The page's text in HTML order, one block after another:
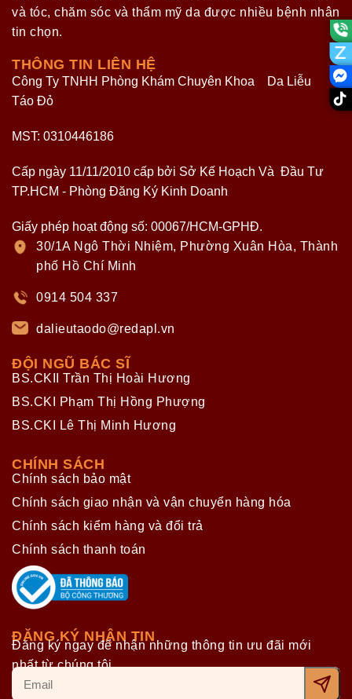
và tóc, chăm sóc và thẩm mỹ da được nhiều bệnh nhân
tin chọn.
THÔNG TIN LIÊN HỆ
Công Ty TNHH Phòng Khám Chuyên Khoa Da Liễu
Táo Đỏ
MST: 0310446186
Cấp ngày 11/11/2010 cấp bởi Sở Kế Hoạch Và Đầu Tư
TP.HCM - Phòng Đăng Ký Kinh Doanh
Giấy phép hoạt động số: 00067/HCM-GPHĐ.
30/1A Ngô Thời Nhiệm, Phường Xuân Hòa, Thành
phố Hồ Chí Minh
0914 504 337
dalieutaodo@redapl.vn
ĐỘI NGŨ BÁC SĨ
BS.CKII Trần Thị Hoài Hương
BS.CKI Phạm Thị Hồng Phượng
BS.CKI Lê Thị Minh Hương
CHÍNH SÁCH
Chính sách bảo mật
Chính sách giao nhận và vận chuyển hàng hóa
Chính sách kiểm hàng và đổi trả
Chính sách thanh toán
ĐĂNG KÝ NHẬN TIN
Đăng ký ngay để nhận những thông tin ưu đãi mới
nhất từ chúng tôi